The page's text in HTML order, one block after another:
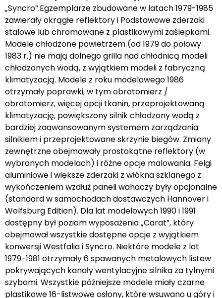
„Syncro”.Egzemplarze zbudowane w latach 1979-1985
zawierały okrągłe reflektory i Podstawowe zderzaki
stalowe lub chromowane z plastikowymi zaślepkami.
Modele chłodzone powietrzem (od 1979 do połowy
1983 r.) nie mają dolnego grilla nad chłodnicą modeli
chłodzonych wodą, z wyjątkiem modeli z fabryczną
klimatyzacją. Modele z roku modelowego 1986
otrzymały poprawki, w tym obrotomierz /
obrotomierz, więcej opcji tkanin, przeprojektowaną
klimatyzację, powiększony silnik chłodzony wodą z
bardziej zaawansowanym systemem zarządzania
silnikiem i przeprojektowane skrzynie biegów. Zmiany
zewnętrzne obejmowały prostokątne reflektory (w
wybranych modelach) i różne opcje malowania. Felgi
aluminiowe i większe zderzaki z włókna szklanego z
wykończeniem wzdłuż paneli wahaczy były opcjonalne
(standard w samochodach dostawczych Hannover i
Wolfsburg Edition). Dla lat modelowych 1990 i 1991
dostępny był poziom wyposażenia „Carat”, który
obejmował wszystkie dostępne opcje z wyjątkiem
konwersji Westfalia i Syncro. Niektóre modele z lat
1979-1981 otrzymały 6 spawanych metalowych listew
pokrywających kanały wentylacyjne silnika za tylnymi
szybami. Wszystkie późniejsze modele miały czarne
plastikowe 16-listwowe osłony, które wsuwano u góry i